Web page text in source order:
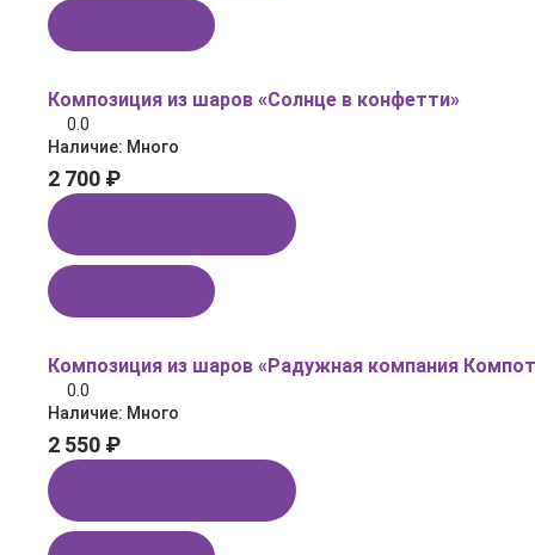
Композиция из шаров «Солнце в конфетти»
0.0
Наличие: Много
2 700 ₽
Композиция из шаров «Радужная компания
0.0
Наличие: Много
2 550 ₽